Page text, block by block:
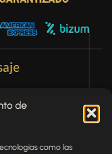
de
como las